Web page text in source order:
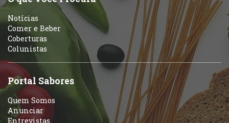
Notícias
Comer e Beber
Coberturas
Colunistas
Portal Sabores
Quem Somos
Anunciar
Entrevistas